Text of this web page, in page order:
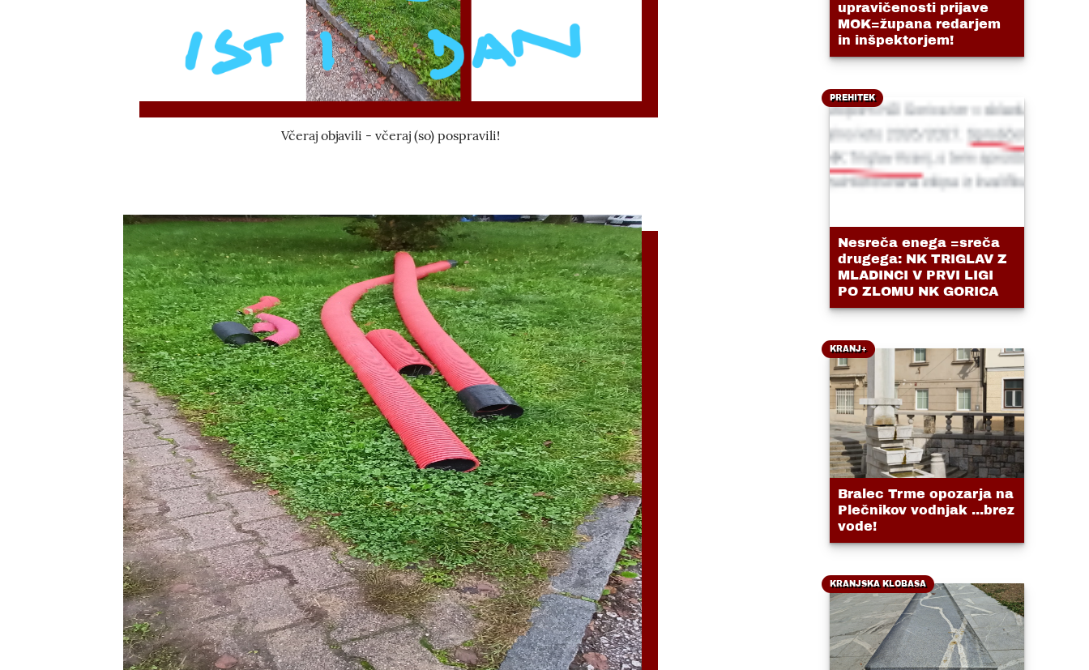
Včeraj objavili - včeraj (so) pospravili!
upravičenosti prijave
MOK=župana redarjem
in inšpektorjem!
PREHITEK
Nesreča enega =sreča
drugega: NK TRIGLAV Z
MLADINCI V PRVI LIGI
PO ZLOMU NK GORICA
KRANJ+
Bralec Trme opozarja na
Plečnikov vodnjak ...brez
vode!
KRANJSKA KLOBASA